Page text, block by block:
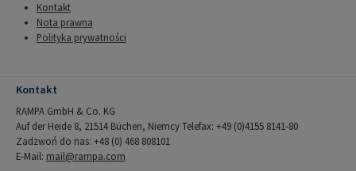
Kontakt
Nota prawna
Polityka prywatności
Kontakt
RAMPA GmbH & Co. KG
Auf der Heide 8, 21514 Büchen, Niemcy Telefax: +49 (0)4155 8141-80
Zadzwoń do nas: +48 (0) 468 808101
E-Mail: mail@rampa.com